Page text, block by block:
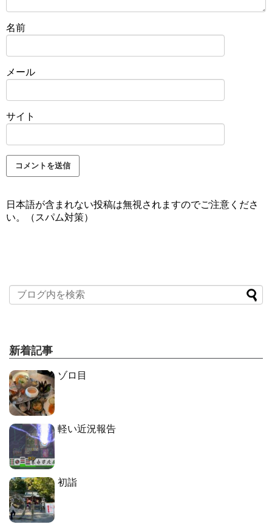
名前
メール
サイト
日本語が含まれない投稿は無視されますのでご注意くださ
い。（スパム対策）
新着記事
ゾロ目
軽い近況報告
初詣